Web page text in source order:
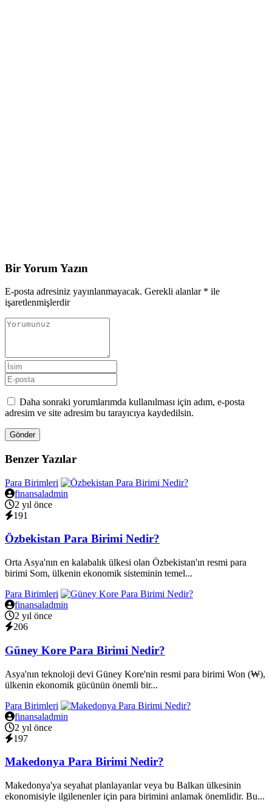
Bir Yorum Yazın
E-posta adresiniz yayınlanmayacak. Gerekli alanlar * ile
işaretlenmişlerdir
Daha sonraki yorumlarımda kullanılması için adım, e-posta
adresim ve site adresim bu tarayıcıya kaydedilsin.
Gönder
Benzer Yazılar
Para Birimleri
finansaladmin
2 yıl önce
191
Özbekistan Para Birimi Nedir?
Orta Asya'nın en kalabalık ülkesi olan Özbekistan'ın resmi para
birimi Som, ülkenin ekonomik sisteminin temel...
Para Birimleri
finansaladmin
2 yıl önce
206
Güney Kore Para Birimi Nedir?
Asya'nın teknoloji devi Güney Kore'nin resmi para birimi Won (₩),
ülkenin ekonomik gücünün önemli bir...
Para Birimleri
finansaladmin
2 yıl önce
197
Makedonya Para Birimi Nedir?
Makedonya'ya seyahat planlayanlar veya bu Balkan ülkesinin
ekonomisiyle ilgilenenler için para birimini anlamak önemlidir. Bu...